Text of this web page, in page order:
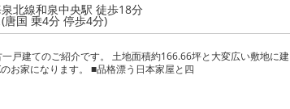
北線和泉中央駅 徒歩18分
唐国 乗4分 停歩4分)
戸建てのご紹介です。 土地面積約166.66坪と大変広い敷地に建
お家になります。 ■品格漂う日本家屋と四